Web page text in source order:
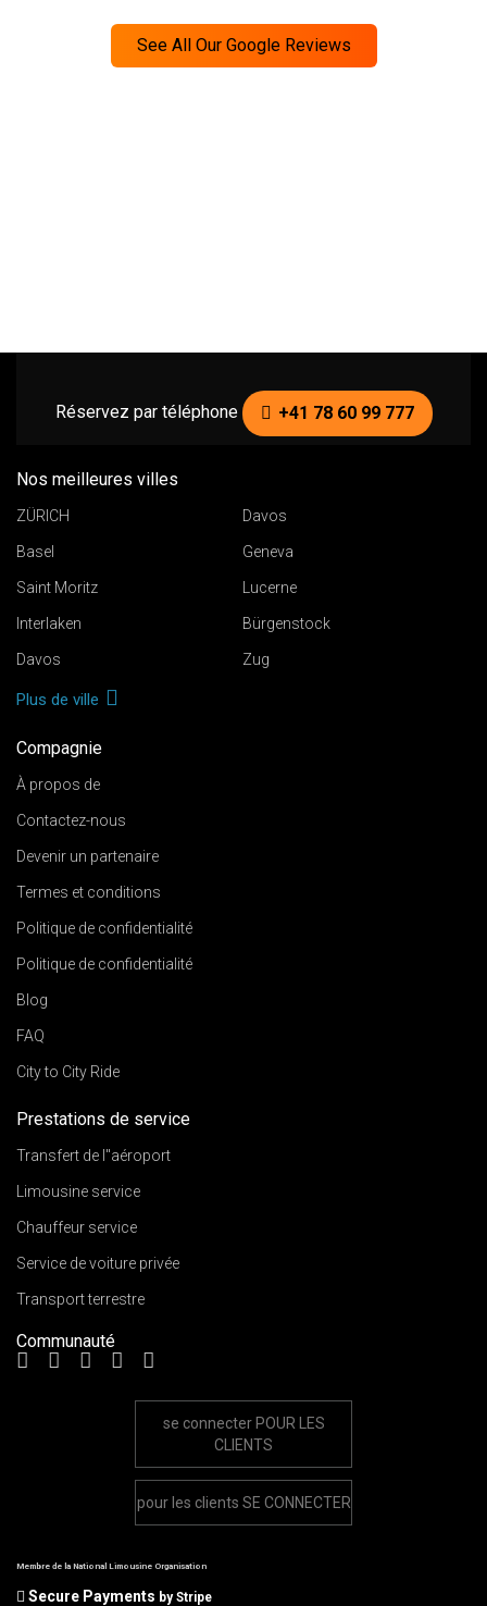
See All Our Google Reviews
Réservez par téléphone +41 78 60 99 777
Nos meilleures villes
ZÜRICH Davos
Basel Geneva
Saint Moritz Lucerne
Interlaken Bürgenstock
Davos Zug
Plus de ville
Compagnie
À propos de
Contactez-nous
Devenir un partenaire
Termes et conditions
Politique de confidentialité
Politique de confidentialité
Blog
FAQ
City to City Ride
Prestations de service
Transfert de l"aéroport
Limousine service
Chauffeur service
Service de voiture privée
Transport terrestre
Communauté
se connecter POUR LES
CLIENTS
pour les clients SE CONNECTER
Membre de la National Limousine Organisation
Secure Payments by Stripe